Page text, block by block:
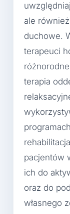
ale
duchowe.
terapeuci
terapia
pacjentów
ich do
oraz do
własnego